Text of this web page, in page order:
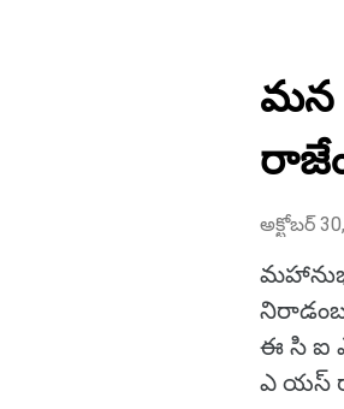
మన
అక్టోబర్
ఈ సి ఐ
ఎ